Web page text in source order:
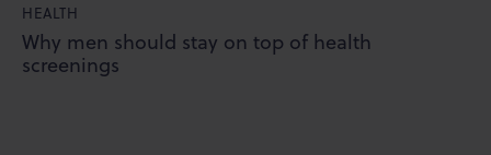
HEALTH
Why men should stay on top of health
screenings